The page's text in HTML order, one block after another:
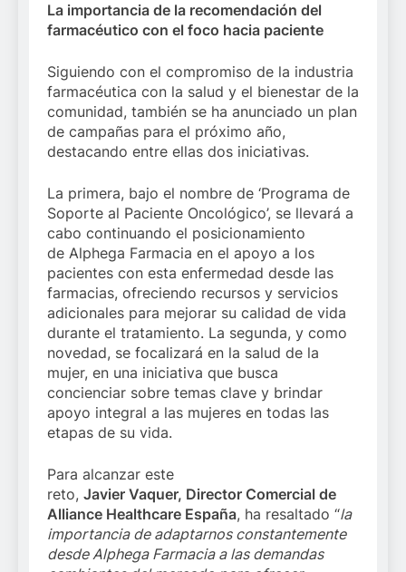
La importancia de la recomendación del
farmacéutico con el foco hacia paciente
Siguiendo con el compromiso de la industria
farmacéutica con la salud y el bienestar de la
comunidad, también se ha anunciado un plan
de campañas para el próximo año,
destacando entre ellas dos iniciativas.
La primera, bajo el nombre de ‘Programa de
Soporte al Paciente Oncológico’, se llevará a
cabo continuando el posicionamiento
de Alphega Farmacia en el apoyo a los
pacientes con esta enfermedad desde las
farmacias, ofreciendo recursos y servicios
adicionales para mejorar su calidad de vida
durante el tratamiento. La segunda, y como
novedad, se focalizará en la salud de la
mujer, en una iniciativa que busca
concienciar sobre temas clave y brindar
apoyo integral a las mujeres en todas las
etapas de su vida.
Para alcanzar este
reto, Javier Vaquer, Director Comercial de
Alliance Healthcare España, ha resaltado “la
importancia de adaptarnos constantemente
desdeAlphega Farmacia a las demandas